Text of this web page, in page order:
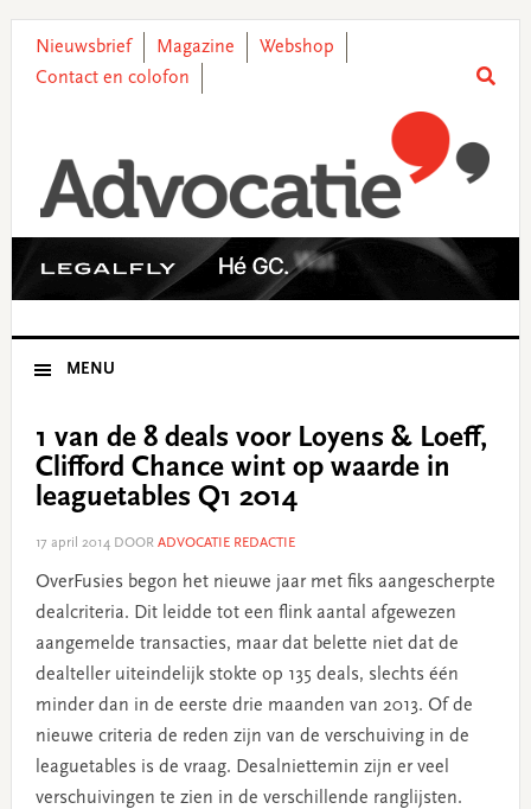
primary
main
primary
footer
Nieuwsbrief Magazine
Webshop
Contact en colofon
MENU
1 van de 8 deals voor Loyens & Loeff,
Clifford Chance wint op waarde in
leaguetables Q1 2014
17 april 2014DOOR ADVOCATIE REDACTIE
OverFusies begon het nieuwe jaar met fiks aangescherpte
dealcriteria. Dit leidde tot een flink aantal afgewezen
aangemelde transacties, maar dat belette niet dat de
dealteller uiteindelijk stokte op 135 deals, slechts één
minder dan in de eerste drie maanden van 2013. Of de
nieuwe criteria de reden zijn van de verschuiving in de
leaguetables is de vraag. Desalniettemin zijn er veel
verschuivingen te zien in de verschillende ranglijsten.